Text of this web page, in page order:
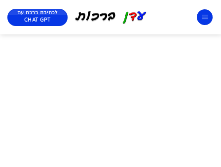
לכתיבת ברכה עם
CHAT GPT